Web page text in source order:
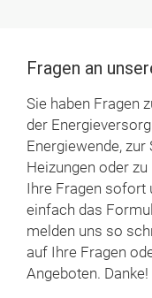
Fragen an
Sie haben Fragen
der
Energiewende,
Heizungen oder
Ihre Fragen sofort
einfach das
melden uns so
auf Ihre Fragen
Angeboten. Danke!